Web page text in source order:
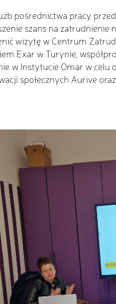
pośrednictwa pracy
szans na
wizytę w Centrum
Exar w Turynie,
w Instytucie Omar w
społecznych Aurive